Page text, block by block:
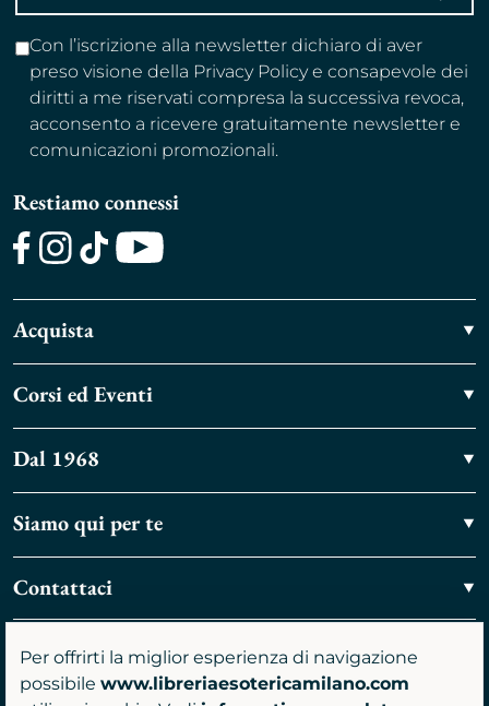
email
Con l’iscrizione alla newsletter dichiaro di aver
preso visione della Privacy Policy e consapevole dei
diritti a me riservati compresa la successiva revoca,
acconsento a ricevere gratuitamente newsletter e
comunicazioni promozionali.
Restiamo connessi
Acquista
Corsi ed Eventi
Dal 1968
Siamo qui per te
Contattaci
Vieni a trovarci
Per offrirti la miglior esperienza di navigazione
possibile www.libreriaesotericamilano.com